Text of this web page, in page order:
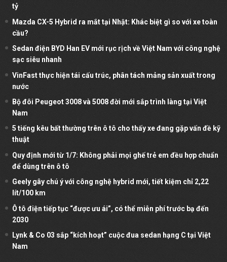
tỷ
Mazda CX-5 Hybrid ra mắt tại Nhật: Khác biệt gì so với xe toàn
cầu?
Sedan điện BYD Han EV mới rục rịch về Việt Nam với công nghệ
sạc siêu nhanh
VinFast thực hiện tái cấu trúc, phân tách mảng sản xuất trong
nước
Bộ đôi Peugeot 3008 và 5008 đời mới sắp trình làng tại Việt
Nam
5 tiếng kêu bất thường trên ô tô cho thấy xe đang gặp vấn đề kỹ
thuật
Quy định mới từ 1/7: Không phải mọi ghế trẻ em đều hợp chuẩn
để dùng trên ô tô
Geely gây chú ý với công nghệ hybrid mới, tiết kiệm chỉ 2,22
lít/100 km
Ô tô điện tiếp tục “được ưu ái”, có thể miễn phí trước bạ đến
2030
Lynk & Co 03 sắp “kích hoạt” cuộc đua sedan hạng C tại Việt
Nam